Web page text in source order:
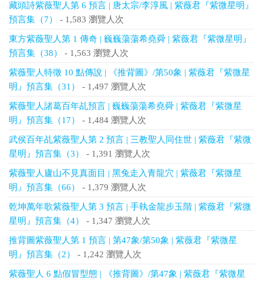
藏頭詩紫薇聖人第 6 預言 | 唐太宗/李淳風 | 紫薇君『紫微星明』
預言集（7）
- 1,583 瀏覽人次
東方紫薇聖人第 1 傳奇 | 巍巍蕩蕩希堯舜 | 紫薇君『紫微星明』
預言集（38）
- 1,563 瀏覽人次
紫薇聖人特徵 10 點傳說 | 《推背圖》/第50象 | 紫薇君『紫微星
明』預言集（31）
- 1,497 瀏覽人次
紫薇聖人諸葛百年乩預言 | 巍巍蕩蕩希堯舜 | 紫薇君『紫微星
明』預言集（17）
- 1,484 瀏覽人次
武侯百年乩紫薇聖人第 2 預言 | 三教聖人同住世 | 紫薇君『紫微
星明』預言集（3）
- 1,391 瀏覽人次
紫薇聖人廬山不見真面目 | 黑兔走入青龍穴 | 紫薇君『紫微星
明』預言集（66）
- 1,379 瀏覽人次
乾坤萬年歌紫薇聖人第 3 預言 | 手執金龍步玉階 | 紫薇君『紫微
星明』預言集（4）
- 1,347 瀏覽人次
推背圖紫薇聖人第 1 預言 | 第47象/第50象 | 紫薇君『紫微星
明』預言集（2）
- 1,242 瀏覽人次
紫薇聖人 6 點假冒型態 | 《推背圖》/第47象 | 紫薇君『紫微星